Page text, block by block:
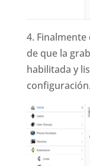
4.
de que la
habilitada y
configuración.